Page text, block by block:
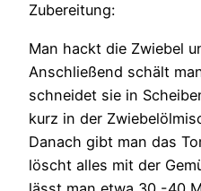
Zubereitung:
Man hackt die Zwiebel
Anschließend schält
schneidet sie in
kurz in der
Danach gibt man das
löscht alles mit der